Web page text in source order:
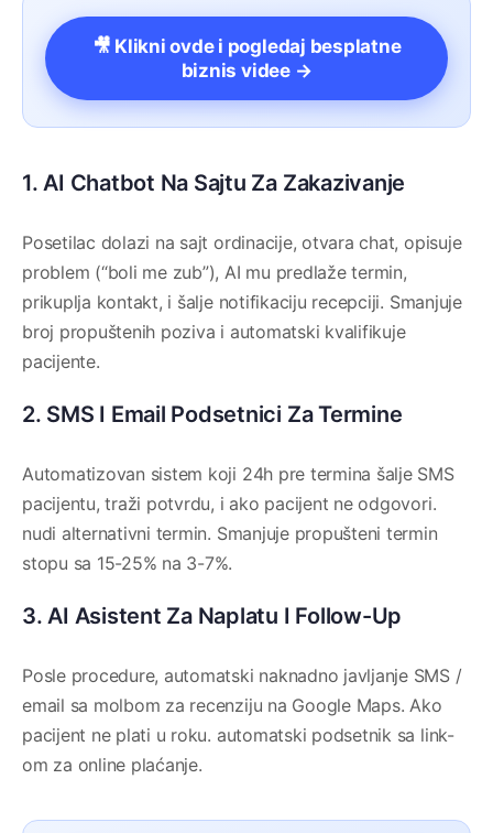
🎥 Klikni ovde i pogledaj besplatne
biznis videe →
1. AI Chatbot Na Sajtu Za Zakazivanje
Posetilac dolazi na sajt ordinacije, otvara chat, opisuje
problem (“boli me zub”), AI mu predlaže termin,
prikuplja kontakt, i šalje notifikaciju recepciji. Smanjuje
broj propuštenih poziva i automatski kvalifikuje
pacijente.
2. SMS I Email Podsetnici Za Termine
Automatizovan sistem koji 24h pre termina šalje SMS
pacijentu, traži potvrdu, i ako pacijent ne odgovori.
nudi alternativni termin. Smanjuje propušteni termin
stopu sa 15-25% na 3-7%.
3. AI Asistent Za Naplatu I Follow-Up
Posle procedure, automatski naknadno javljanje SMS /
email sa molbom za recenziju na Google Maps. Ako
pacijent ne plati u roku. automatski podsetnik sa link-
om za online plaćanje.